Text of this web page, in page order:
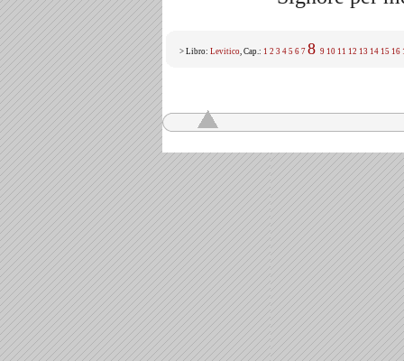
> Libro: Levitico, Cap.: 1 2 3 4 5 6 7 8 9 10 11 12 13 14 15 16